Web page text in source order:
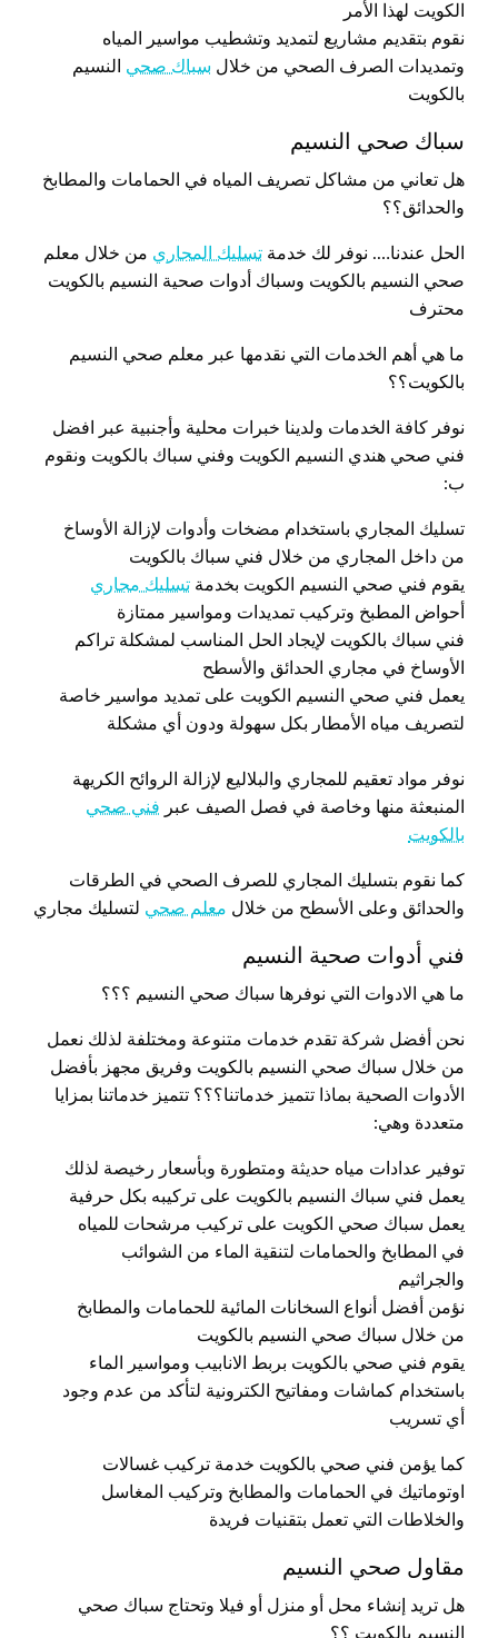
الكويت لهذا الأمر
نقوم بتقديم مشاريع لتمديد وتشطيب مواسير المياه
وتمديدات الصرف الصحي من خلال سباك صحي النسيم
بالكويت
سباك صحي النسيم
هل تعاني من مشاكل تصريف المياه في الحمامات والمطابخ
والحدائق؟؟
الحل عندنا…. نوفر لك خدمة تسليك المجاري من خلال معلم
صحي النسيم بالكويت وسباك أدوات صحية النسيم بالكويت
محترف
ما هي أهم الخدمات التي نقدمها عبر معلم صحي النسيم
بالكويت؟؟
نوفر كافة الخدمات ولدينا خبرات محلية وأجنبية عبر افضل
فني صحي هندي النسيم الكويت وفني سباك بالكويت ونقوم
ب:
تسليك المجاري باستخدام مضخات وأدوات لإزالة الأوساخ
من داخل المجاري من خلال فني سباك بالكويت
يقوم فني صحي النسيم الكويت بخدمة تسليك مجاري
أحواض المطبخ وتركيب تمديدات ومواسير ممتازة
فني سباك بالكويت لإيجاد الحل المناسب لمشكلة تراكم
الأوساخ في مجاري الحدائق والأسطح
يعمل فني صحي النسيم الكويت على تمديد مواسير خاصة
لتصريف مياه الأمطار بكل سهولة ودون أي مشكلة
نوفر مواد تعقيم للمجاري والبلاليع لإزالة الروائح الكريهة
المنبعثة منها وخاصة في فصل الصيف عبر فني صحي
بالكويت
كما نقوم بتسليك المجاري للصرف الصحي في الطرقات
والحدائق وعلى الأسطح من خلال معلم صحي لتسليك مجاري
فني أدوات صحية النسيم
ما هي الادوات التي نوفرها سباك صحي النسيم ؟؟؟
نحن أفضل شركة تقدم خدمات متنوعة ومختلفة لذلك نعمل
من خلال سباك صحي النسيم بالكويت وفريق مجهز بأفضل
الأدوات الصحية بماذا تتميز خدماتنا؟؟؟ تتميز خدماتنا بمزايا
متعددة وهي:
توفير عدادات مياه حديثة ومتطورة وبأسعار رخيصة لذلك
يعمل فني سباك النسيم بالكويت على تركيبه بكل حرفية
يعمل سباك صحي الكويت على تركيب مرشحات للمياه
في المطابخ والحمامات لتنقية الماء من الشوائب
والجراثيم
نؤمن أفضل أنواع السخانات المائية للحمامات والمطابخ
من خلال سباك صحي النسيم بالكويت
يقوم فني صحي بالكويت بربط الانابيب ومواسير الماء
باستخدام كماشات ومفاتيح الكترونية لتأكد من عدم وجود
أي تسريب
كما يؤمن فني صحي بالكويت خدمة تركيب غسالات
اوتوماتيك في الحمامات والمطابخ وتركيب المغاسل
والخلاطات التي تعمل بتقنيات فريدة
مقاول صحي النسيم
هل تريد إنشاء محل أو منزل أو فيلا وتحتاج سباك صحي
النسيم بالكويت ؟؟